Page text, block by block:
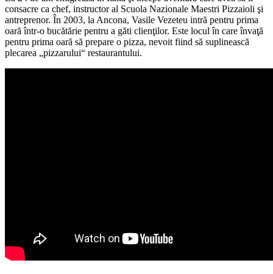
consacre ca chef, instructor al Scuola Nazionale Maestri Pizzaioli şi
antreprenor. În 2003, la Ancona, Vasile Vezeteu intră pentru prima
oară într-o bucătărie pentru a găti clienţilor. Este locul în care învaţă
pentru prima oară să prepare o pizza, nevoit fiind să suplinească
plecarea „pizzarului“ restaurantului.